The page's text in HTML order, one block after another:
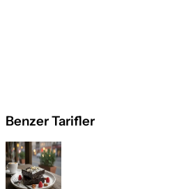
Benzer Tarifler